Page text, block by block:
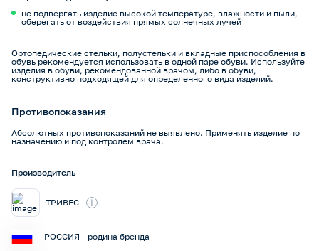
не подвергать изделие высокой температуре, влажности и пыли,
оберегать от воздействия прямых солнечных лучей
Ортопедические стельки, полустельки и вкладные приспособления в
обувь рекомендуется использовать в одной паре обуви. Используйте
изделия в обуви, рекомендованной врачом, либо в обуви,
конструктивно подходящей для определенного вида изделий.
Противопоказания
Абсолютных противопоказаний не выявлено. Применять изделие по
назначению и под контролем врача.
Производитель
ТРИВЕС i
РОССИЯ - родина бренда